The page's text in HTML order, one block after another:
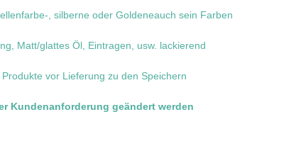
, silberne oder Goldeneauch sein Farben
Matt/glattes Öl, Eintragen, usw. lackierend
vor Lieferung zu den Speichern
Kundenanforderung geändert werden